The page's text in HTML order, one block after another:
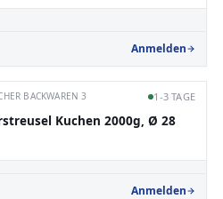
Anmelden
BACKWAREN 3 1-3 TAGE
Kuchen 2000g, Ø 28
Anmelden